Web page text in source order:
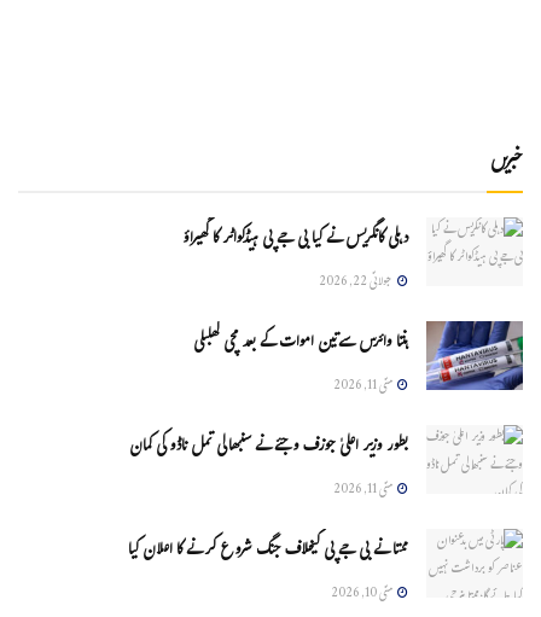
خبریں
دہلی کانگریس نے کیا بی جے پی ہیڈکواٹر کا گھیراؤ
جولائی 22, 2026
ہنتا وائرس سےتین اموات کے بعد مچی کھلبلی
مئی 11, 2026
بطور وزیر اعلیٰ جوزف وجئے نے سنبھالی تمل ناڈو کی کمان
مئی 11, 2026
ممتا نے بی جے پی کیخلاف جنگ شروع کرنے کا اعلان کیا
مئی 10, 2026